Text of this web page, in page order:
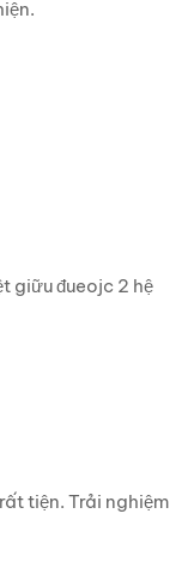
giữu đueojc 2 hệ
tiện. Trải nghiệm